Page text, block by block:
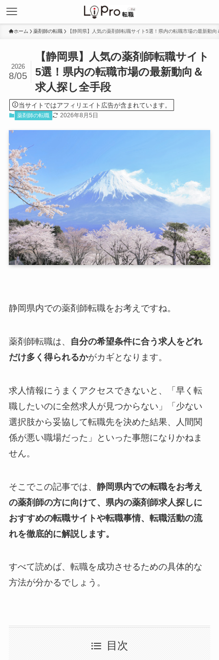
ホーム 薬剤師の転職 【静岡県】人気の薬剤師転職サイト5選！県内の転職市場の最新動
【静岡県】人気の薬剤師転職サイト
5選！県内の転職市場の最新動向＆
求人探し全手段
2026
8/05
当サイトではアフィリエイト広告が含まれています。
薬剤師の転職 2026年8月5日
静岡県内での薬剤師転職をお考えですね。
薬剤師転職は、
自分の希望条件に合う求人をどれ
だけ多く得られるかがカギとなります。
求人情報にうまくアクセスできないと、「早く転
職したいのに全然求人が見つからない」「少ない
選択肢から妥協して転職先を決めた結果、人間関
係が悪い職場だった」といった事態になりかねま
せん。
そこでこの記事では、 静岡県内での転職をお考え
の薬剤師の方に向けて、県内の薬剤師求人探しに
おすすめの転職サイトや転職事情、転職活動の流
れを徹底的に解説します。
すべて読めば、転職を成功させるための具体的な
方法が分かるでしょう。
目次